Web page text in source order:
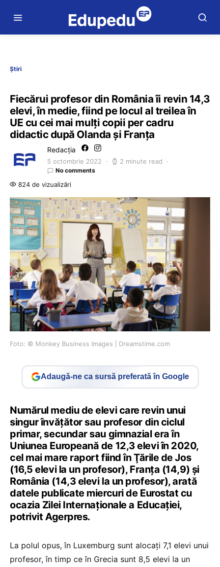
Știri
Fiecărui profesor din România îi revin 14,3
elevi, în medie, fiind pe locul al treilea în
UE cu cei mai mulți copii per cadru
didactic după Olanda și Franța
Redacția
5 octombrie 2022 2 minute read
No comments
824 de vizualizări
Foto: © Monkey Business Images | Dreamstime.com
Adaugă-ne ca sursă preferată în Google
Numărul mediu de elevi care revin unui
singur învăţător sau profesor din ciclul
primar, secundar sau gimnazial era în
Uniunea Europeană de 12,3 elevi în 2020,
cel mai mare raport fiind în Ţările de Jos
(16,5 elevi la un profesor), Franţa (14,9) şi
România (14,3 elevi la un profesor), arată
datele publicate miercuri de Eurostat cu
ocazia Zilei Internaţionale a Educaţiei,
potrivit Agerpres.
La polul opus, în Luxemburg sunt alocați 7,1 elevi unui
profesor, în timp ce în Grecia sunt 8,5 elevi la un